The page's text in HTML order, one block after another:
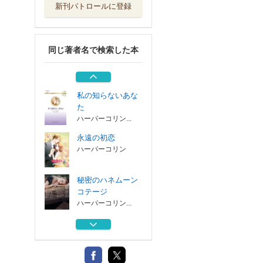
新刊パトロールに登録
同じ著者名で検索した本
金色の歌姫
誰にも言えないバ
ケーション
ハーパーコリン...
私の知らないあな
た
ハーパーコリン...
永遠の初恋
ハーパーコリン
秘密のハネムーン
コテージ
ハーパーコリン...
金色の歌姫